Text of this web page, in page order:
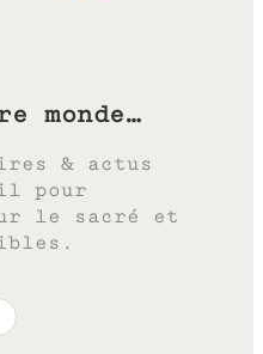
monde…
& actus
pour
le sacré et